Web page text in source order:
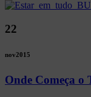
22
nov2015
Onde Começa